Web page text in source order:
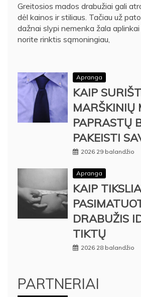
Greitosios mados drabužiai gali
dėl kainos ir stiliaus. Tačiau už
dažnai slypi nemenka žala aplinkai
norite rinktis sąmoningiau,
Apranga
KAIP
MARŠKINIŲ
PAPRASTŲ
PAKEISTI
2026 29 balandžio
Apranga
KAIP
DRABUŽIS
TIKTŲ
2026 28 balandžio
PARTNERIAI